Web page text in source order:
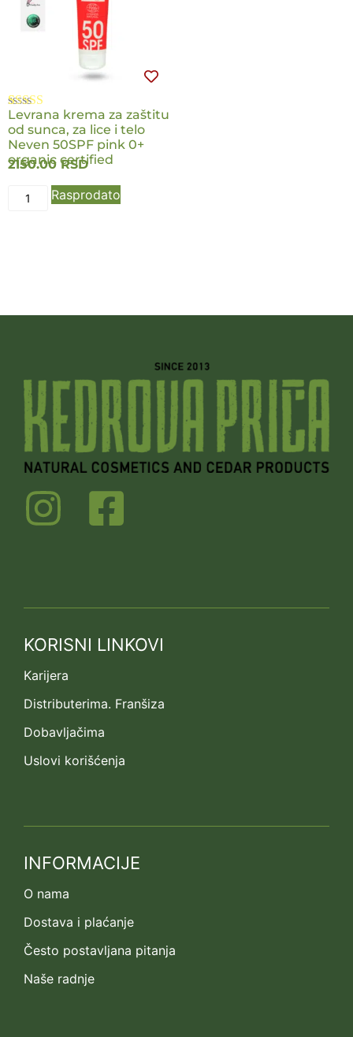
Ocenjeno
5.00od 5 na
osnovu
2
ocene kupca
Levrana krema za zaštitu
od sunca, za lice i telo
Neven 50SPF pink 0+
organic certified
2150.00RSD
Rasprodato
KORISNI LINKOVI
Karijera
Distributerima. Franšiza
Dobavljačima
Uslovi korišćenja
INFORMACIJE
O nama
Dostava i plaćanje
Često postavljana pitanja
Naše radnje